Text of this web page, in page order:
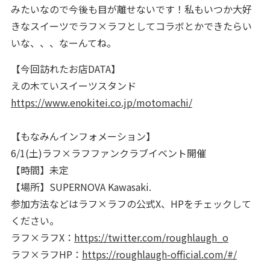
みたいなので今後も目が離せないです！私もいつか大好
きなスイーツでラフ×ラフとしてコラボとかできたらい
いな、、、なーんてね。
【今回訪れたお店DATA】
えの木ていスイーツスタンド
https://www.enokitei.co.jp/motomachi/
【もなみんインフォメーション】
6/1(土)ラフ×ラフファンクラブイベント開催
【時間】未定
【場所】SUPERNOVA Kawasaki.
参加方法などはラフ×ラフの公式X、HPをチェックして
ください。
ラフ×ラフX： https://twitter.com/roughlaugh_o
ラフ×ラフHP： https://roughlaugh-official.com/#/